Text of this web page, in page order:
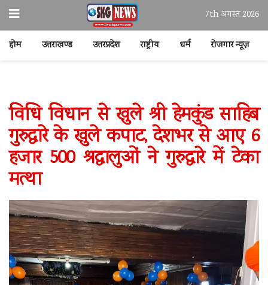
7th अगस्त 2026
होम उत्तराखण्ड उत्तरप्रदेश राष्ट्रीय धर्म रोजगार न्यूज़
विधि विधान से खुले श्री हेमकुंड साहिब
गुरुद्वारे के खुले कपाट, देशभर से आए 6
हजार 500 श्रद्धालुओं ने गुरुद्वारे में टेका
मत्था